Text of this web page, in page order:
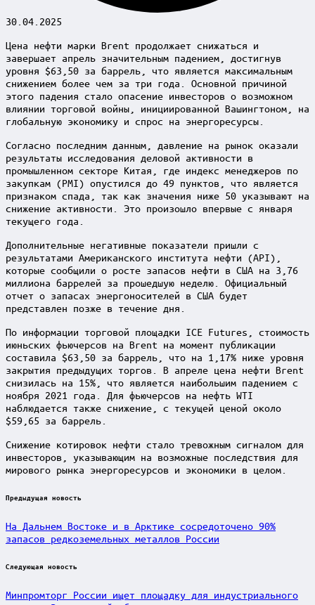
30.04.2025
Цена нефти марки Brent продолжает снижаться и
завершает апрель значительным падением, достигнув
уровня $63,50 за баррель, что является максимальным
снижением более чем за три года. Основной причиной
этого падения стало опасение инвесторов о возможном
влиянии торговой войны, инициированной Вашингтоном, на
глобальную экономику и спрос на энергоресурсы.
Согласно последним данным, давление на рынок оказали
результаты исследования деловой активности в
промышленном секторе Китая, где индекс менеджеров по
закупкам (PMI) опустился до 49 пунктов, что является
признаком спада, так как значения ниже 50 указывают на
снижение активности. Это произошло впервые с января
текущего года.
Дополнительные негативные показатели пришли с
результатами Американского института нефти (API),
которые сообщили о росте запасов нефти в США на 3,76
миллиона баррелей за прошедшую неделю. Официальный
отчет о запасах энергоносителей в США будет
представлен позже в течение дня.
По информации торговой площадки ICE Futures, стоимость
июньских фьючерсов на Brent на момент публикации
составила $63,50 за баррель, что на 1,17% ниже уровня
закрытия предыдущих торгов. В апреле цена нефти Brent
снизилась на 15%, что является наибольшим падением с
ноября 2021 года. Для фьючерсов на нефть WTI
наблюдается также снижение, с текущей ценой около
$59,65 за баррель.
Снижение котировок нефти стало тревожным сигналом для
инвесторов, указывающим на возможные последствия для
мирового рынка энергоресурсов и экономики в целом.
Post
Предыдущая новость
На Дальнем Востоке и в Арктике сосредоточено 90%
запасов редкоземельных металлов России
Следующая новость
Минпромторг России ищет площадку для индустриального